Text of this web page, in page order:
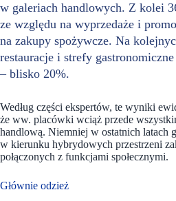
w galeriach handlowych. Z kolei
ze względu na wyprzedaże i
na zakupy spożywcze. Na
restauracje i strefy
– blisko 20%.
Według części ekspertów, te wyniki
że ww. placówki wciąż przede
handlową. Niemniej w ostatnich latach
w kierunku hybrydowych przestrzeni
połączonych z funkcjami społecznymi.
Głównie odzież